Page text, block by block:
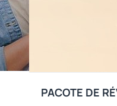
PACOTE DE